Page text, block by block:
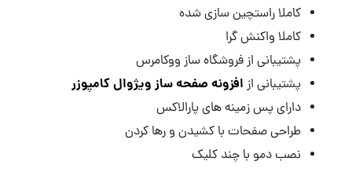
کاملا راستچین سازی شده
کاملا واکنش گرا
پشتیبانی از فروشگاه ساز ووکامرس
پشتیبانی از افزونه صفحه ساز ویژوال کامپوزر
دارای پس زمینه های پارالاکس
طراحی صفحات با کشیدن و رها کردن
نصب دمو با چند کلیک